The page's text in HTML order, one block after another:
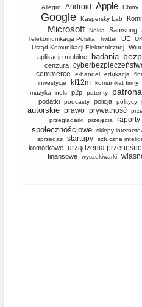
Allegro Android Apple Chiny
Google Kaspersky Lab
Microsoft Nokia Samsung
Telekomunikacja Polska Twitter UE
Urząd Komunikacji Elektronicznej
aplikacje mobilne badania
cenzura
commerce
e-handel edukacja
inwestycje kf12m komunikat firmy
muzyka nols p2p patenty
podatki podcasty policja politycy
autorskie prawo prywatność
przeglądarki
przejęcia raporty
społecznościowe
sklepy
sprzedaż
startupy sztuczna
komórkowe
urządzenia przenośne
finansowe
wyszukiwarki